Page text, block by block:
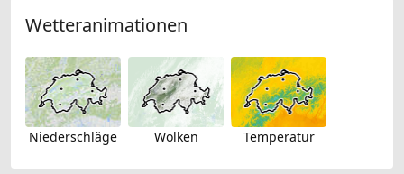
Wetteranimationen
Niederschläge Wolken Temperatur